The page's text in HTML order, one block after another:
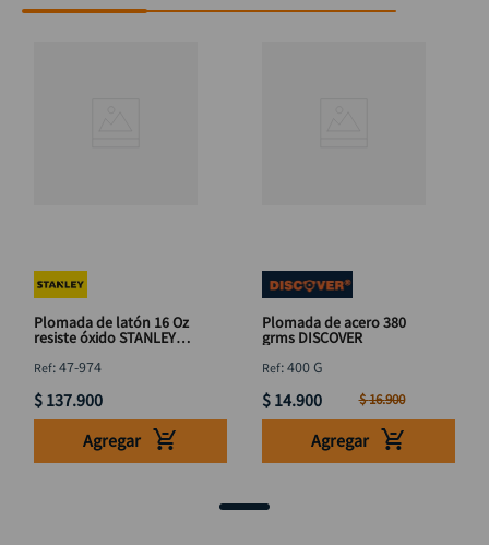
Plomada de latón 16 Oz
resiste óxido STANLEY
:47-974
$ 137.900
Agregar
Plomada de acero 380
grms DISCOVER
:400 G
$ 14.900 $16.900
Agregar